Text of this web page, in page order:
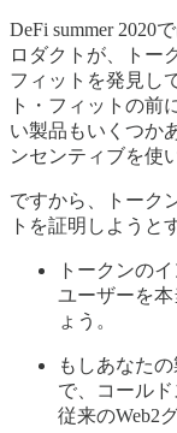
DeFi summer 2020
ロダクトが、トー
フィットを発見し
ト・フィットの前
い製品もいくつか
ンセンティブを使
ですから、トーク
トを証明しようと
トークンの
ユーザーを
ょう。
もしあなた
で、コール
従来のWeb2